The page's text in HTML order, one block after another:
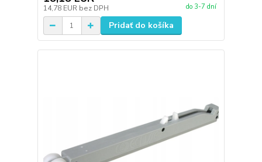
14,78 EUR bez DPH do 3-7 dní
Pridať do košíka